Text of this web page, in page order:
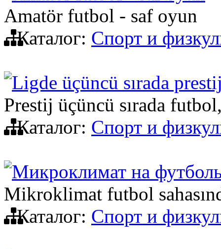
Amatör futbol - saf oyun
Каталог: Спорт и
Ligde üçüncü sırada
Prestij üçüncü sırada
Каталог: Спорт и
Микроклимат на
Mikroklіmat futbol
Каталог: Спорт и